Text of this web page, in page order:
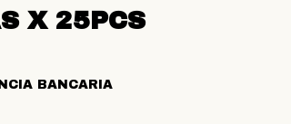
X 25PCS
BANCARIA